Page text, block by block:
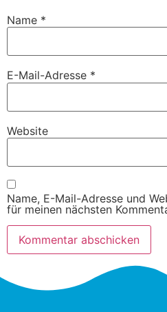
Name *
E-Mail-Adresse *
Website
Name, E-Mail-Adresse und
für meinen nächsten